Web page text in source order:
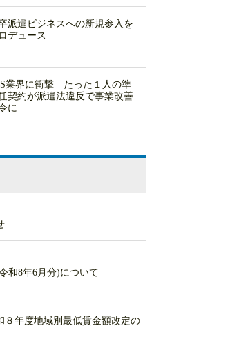
派遣ビジネスへの新規参入を
デュース
業界に衝撃 たった１人の準
契約が派遣法違反で事業改善
に
和8年6月分)について
８年度地域別最低賃金額改定の